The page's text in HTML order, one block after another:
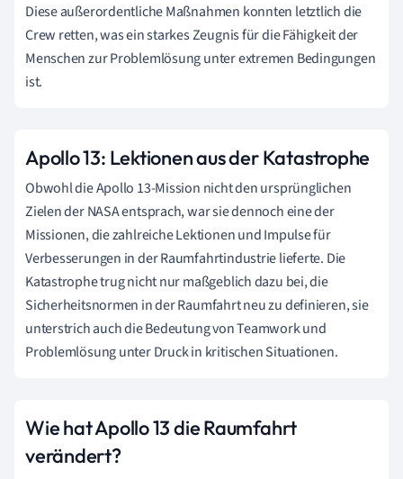
Diese außerordentliche Maßnahmen konnten letztlich die
Crew retten, was ein starkes Zeugnis für die Fähigkeit der
Menschen zur Problemlösung unter extremen Bedingungen
ist.
Apollo 13: Lektionen aus der Katastrophe
Obwohl die Apollo 13-Mission nicht den ursprünglichen
Zielen der NASA entsprach, war sie dennoch eine der
Missionen, die zahlreiche Lektionen und Impulse für
Verbesserungen in der Raumfahrtindustrie lieferte. Die
Katastrophe trug nicht nur maßgeblich dazu bei, die
Sicherheitsnormen in der Raumfahrt neu zu definieren, sie
unterstrich auch die Bedeutung von Teamwork und
Problemlösung unter Druck in kritischen Situationen.
Wie hat Apollo 13 die Raumfahrt
verändert?